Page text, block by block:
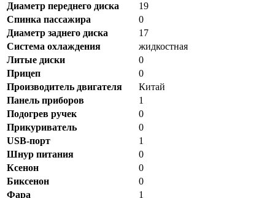
Диаметр переднего диска
19
Спинка пассажира
0
Диаметр заднего диска
17
Система охлаждения
жидкостная
Литые диски
0
Прицеп
0
Производитель двигателя
Китай
Панель приборов
1
Подогрев ручек
0
Прикуриватель
0
USB-порт
1
Шнур питания
0
Ксенон
0
Биксенон
0
Фара
1